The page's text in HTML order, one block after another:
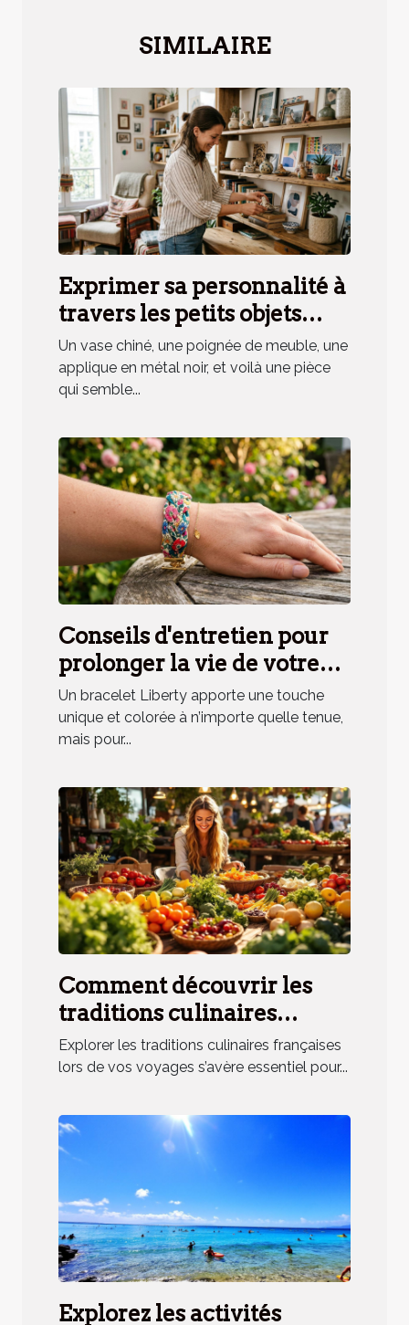
SIMILAIRE
Exprimer sa personnalité à
travers les petits objets
déco, mythe ou réalité ?
Un vase chiné, une poignée de meuble, une
applique en métal noir, et voilà une pièce
qui semble...
Conseils d'entretien pour
prolonger la vie de votre
bracelet Liberty
Un bracelet Liberty apporte une touche
unique et colorée à n’importe quelle tenue,
mais pour...
Comment découvrir les
traditions culinaires
françaises lors de vos
voyages ?
Explorer les traditions culinaires françaises
lors de vos voyages s’avère essentiel pour...
Explorez les activités